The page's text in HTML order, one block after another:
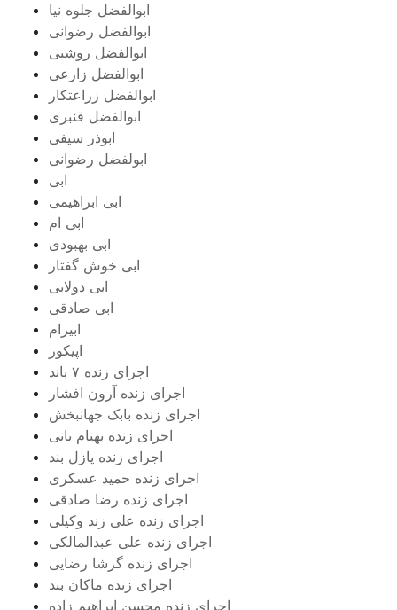
ابوالفضل جلوه نیا
ابوالفضل رضوانی
ابوالفضل روشنی
ابوالفضل زارعی
ابوالفضل زراعتکار
ابوالفضل قنبری
ابوذر سیفی
ابولفضل رضوانی
ابی
ابی ابراهیمی
ابی ام
ابی بهبودی
ابی خوش گفتار
ابی دولابی
ابی صادقی
ابیرام
اپیکور
اجرای زنده ۷ باند
اجرای زنده آرون افشار
اجرای زنده بابک جهانبخش
اجرای زنده بهنام بانی
اجرای زنده پازل بند
اجرای زنده حمید عسکری
اجرای زنده رضا صادقی
اجرای زنده علی زند وکیلی
اجرای زنده علی عبدالمالکی
اجرای زنده گرشا رضایی
اجرای زنده ماکان بند
اجرای زنده محسن ابراهیم زاده